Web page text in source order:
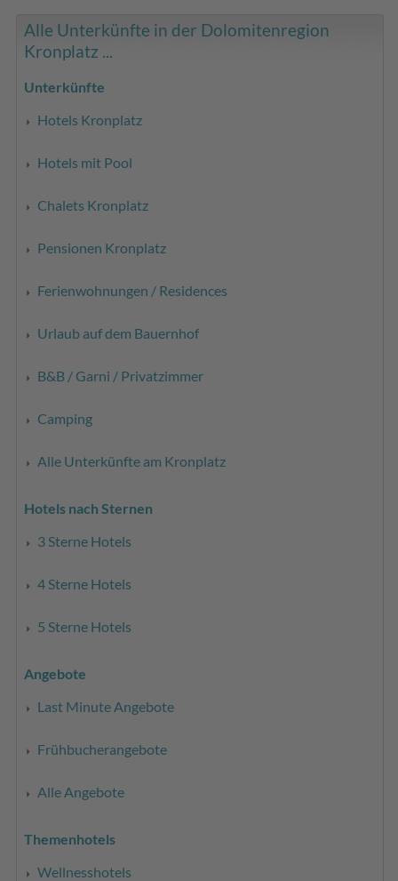
Alle Unterkünfte in der Dolomitenregion
Kronplatz ...
Unterkünfte
Hotels Kronplatz
Hotels mit Pool
Chalets Kronplatz
Pensionen Kronplatz
Ferienwohnungen / Residences
Urlaub auf dem Bauernhof
B&B / Garni / Privatzimmer
Camping
Alle Unterkünfte am Kronplatz
Hotels nach Sternen
3 Sterne Hotels
4 Sterne Hotels
5 Sterne Hotels
Angebote
Last Minute Angebote
Frühbucherangebote
Alle Angebote
Themenhotels
Wellnesshotels